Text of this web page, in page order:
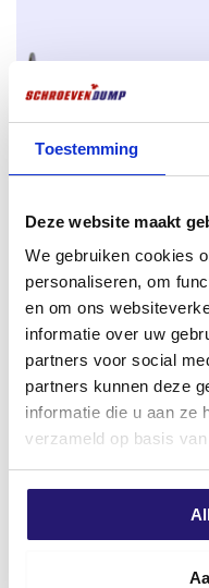
Toestemming
Deze website maakt
We gebruiken cookies
personaliseren, om
en om ons
informatie over uw
partners voor social
partners kunnen deze
informatie die u aan ze
verzameld op basis
overkappingen. De
zelfherstellend bij
Tot twee keer zo
Outdoor schroeven
afbreken
is – zelfs in hardhout
bieden ze zekerheid
doe-het-zelver.
Perfect in gebruik
Magnetisch:
bij werken boven
zonder
TX-30 verzinkt 100 stuks
€14,49
excl. BTW:€11,98
Op voorraad